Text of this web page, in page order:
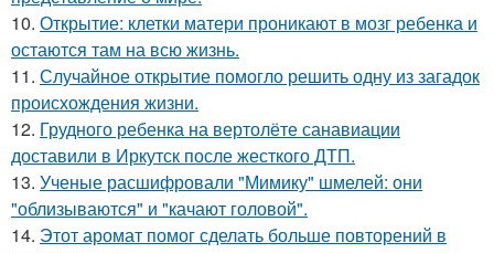
10. Открытие: клетки матери проникают в мозг ребенка и
остаются там на всю жизнь.
11. Случайное открытие помогло решить одну из загадок
происхождения жизни.
12. Грудного ребенка на вертолёте санавиации
доставили в Иркутск после жесткого ДТП.
13. Ученые расшифровали "Мимику" шмелей: они
"облизываются" и "качают головой".
14. Этот аромат помог сделать больше повторений в